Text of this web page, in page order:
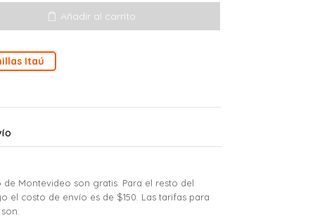
Añadir al carrito
Itaú
de Montevideo son gratis. Para el resto del
el costo de envío es de $150. Las tarifas para